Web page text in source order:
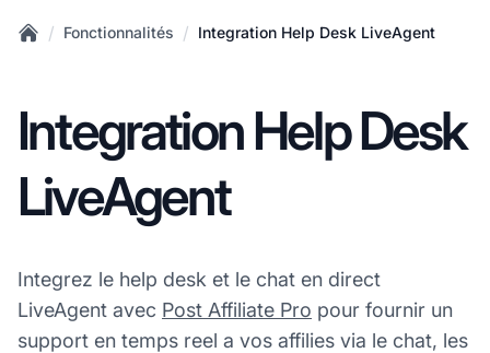
/ Fonctionnalités / Integration Help Desk LiveAgent
Integration Help Desk
LiveAgent
Integrez le help desk et le chat en direct
LiveAgent avec Post Affiliate Pro pour fournir un
support en temps reel a vos affilies via le chat, les